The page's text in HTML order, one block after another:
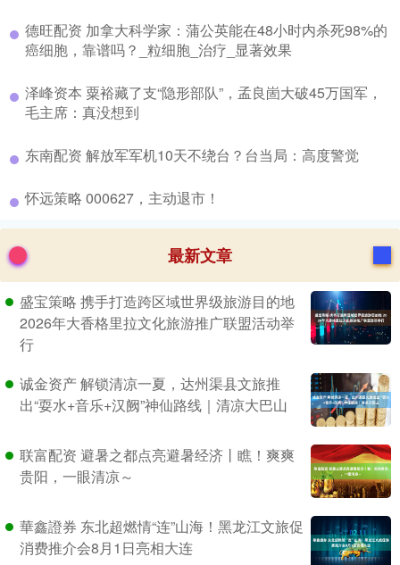
​德旺配资 加拿大科学家：蒲公英能在48小时内杀死98%的
癌细胞，靠谱吗？_粒细胞_治疗_显著效果
​泽峰资本 粟裕藏了支“隐形部队”，孟良崮大破45万国军，
毛主席：真没想到
​东南配资 解放军军机10天不绕台？台当局：高度警觉
​怀远策略 000627，主动退市！
最新文章
盛宝策略 携手打造跨区域世界级旅游目的地
2026年大香格里拉文化旅游推广联盟活动举
行
诚金资产 解锁清凉一夏，达州渠县文旅推
出“耍水+音乐+汉阙”神仙路线｜清凉大巴山
联富配资 避暑之都点亮避暑经济丨瞧！爽爽
贵阳，一眼清凉～
華鑫證券 东北超燃情“连”山海！黑龙江文旅促
消费推介会8月1日亮相大连